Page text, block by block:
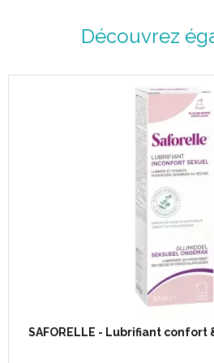
Découvrez
SAFORELLE - Lubrifiant